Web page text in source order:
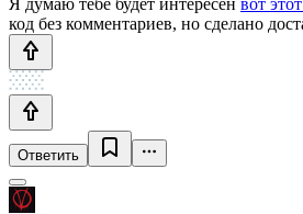
код без комментариев, но сделано
Ответить